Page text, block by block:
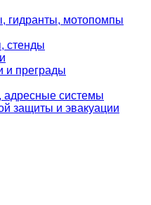
гидранты, мотопомпы
стенды
и преграды
адресные системы
защиты и эвакуации